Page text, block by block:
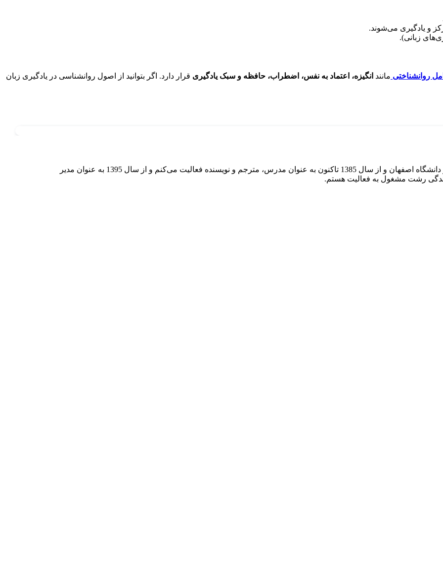
و یادگیری می‌شوند.
زبانی).
روانشناختی مانند انگیزه، اعتماد به نفس، اضطراب، حافظه و سبک یادگیری قرار دارد. اگر بتوانید از اصول روانشناسی در یادگیری زبان
دانش آموخته رشته زبان و ادبیات انگلیسی هستم در مقطع Ph.D از دانشگاه اصفهان و از سال 1385 تاکنون به عنوان مدرس، مترجم و نویسنده فعالیت می‌کنم و از سال 1395 به عنوان مدیر
رشت مشغول به فعالیت هستم.